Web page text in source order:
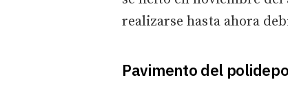
realizarse hasta ahora
Pavimento del